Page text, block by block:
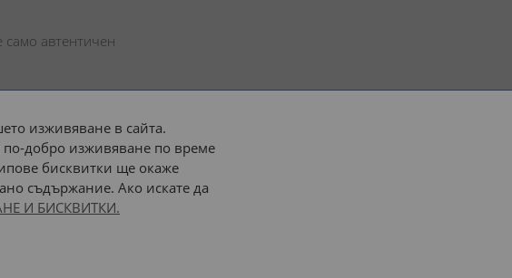
само автентичен
с: или наш транспорт
изживяване в сайта.
по-добро изживяване по време
бисквитки ще окаже
съдържание. Ако искате да
И БИСКВИТКИ.